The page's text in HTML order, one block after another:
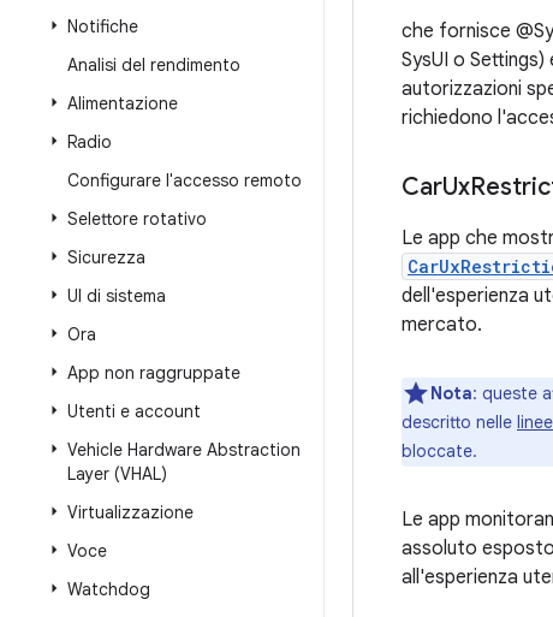
Notifiche
Analisi del rendimento
Alimentazione
Radio
Configurare l'accesso remoto
Selettore rotativo
Sicurezza
UI di sistema
Ora
App non raggruppate
Utenti e account
Vehicle Hardware Abstraction
Layer (VHAL)
Virtualizzazione
Voce
Watchdog
che fornisce
SysUI o
autorizzazioni
richiedono
CarUx
Le app che
dell'esperienza
mercato.
Nota: queste
descritto nelle
bloccate.
Le app
assoluto
all'esperienza